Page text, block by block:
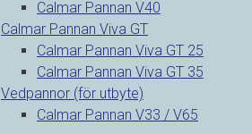
Calmar Pannan V40
Calmar Pannan Viva GT
Calmar Pannan Viva GT 25
Calmar Pannan Viva GT 35
Vedpannor (för utbyte)
Calmar Pannan V33 / V65